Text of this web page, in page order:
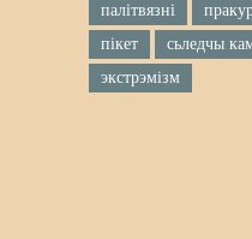
палітвязні
пікет
сьледчы
экстрэмізм